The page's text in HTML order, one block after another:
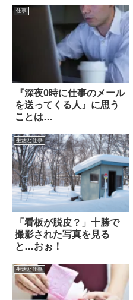
仕事
『深夜0時に仕事のメール
を送ってくる人』に思う
ことは…
生活と仕事
「看板が脱皮？」十勝で
撮影された写真を見る
と…おぉ！
生活と仕事